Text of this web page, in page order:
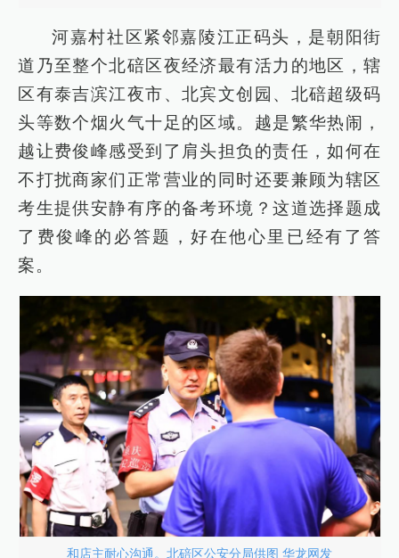
河嘉村社区紧邻嘉陵江正码头，是朝阳街
道乃至整个北碚区夜经济最有活力的地区，辖
区有泰吉滨江夜市、北宾文创园、北碚超级码
头等数个烟火气十足的区域。越是繁华热闹，
越让费俊峰感受到了肩头担负的责任，如何在
不打扰商家们正常营业的同时还要兼顾为辖区
考生提供安静有序的备考环境？这道选择题成
了费俊峰的必答题，好在他心里已经有了答
案。
和店主耐心沟通。北碚区公安分局供图 华龙网发